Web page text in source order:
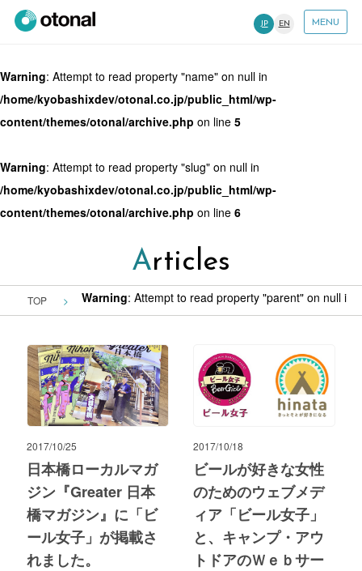
JP EN MENU
Warning: Attempt to read property "name" on null in
/home/kyobashixdev/otonal.co.jp/public_html/wp-
content/themes/otonal/archive.php on line 5
Warning: Attempt to read property "slug" on null in
/home/kyobashixdev/otonal.co.jp/public_html/wp-
content/themes/otonal/archive.php on line 6
Articles
TOP Warning: Attempt to read property "parent" on null in
2017/10/25
日本橋ローカルマガ
ジン『Greater 日本
橋マガジン』に「ビ
ール女子」が掲載さ
れました。
2017/10/18
ビールが好きな女性
のためのウェブメデ
ィア「ビール女子」
と、キャンプ・アウ
トドアのＷｅｂサー